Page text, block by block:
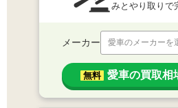
みとやり取りで
メーカー 愛車のメーカーを
無料 愛車の買取相